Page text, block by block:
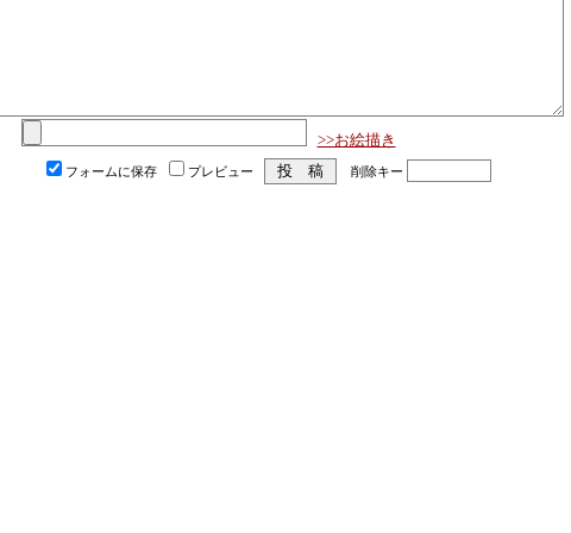
>>お絵描き
フォームに保存 プレビュー 削除キー